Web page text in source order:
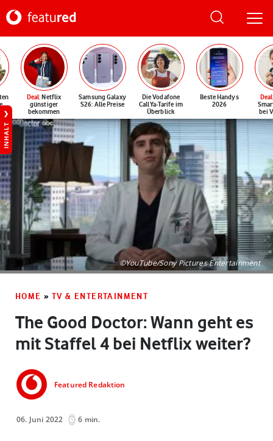
Deal: Netflix
günstiger
bekommen
Samsung Galaxy
S26: Alle Preise
Die Vodafone
CallYa-Tarife im
Überblick
Beste Handys
2026
Deal
bei
INHALT
©YouTube/Sony Pictures Entertainment
HOME » TV & ENTERTAINMENT
The Good Doctor: Wann geht es
mit Staffel 4 bei Netflix weiter?
Featured Redaktion
06. Juni 2022 6 min.